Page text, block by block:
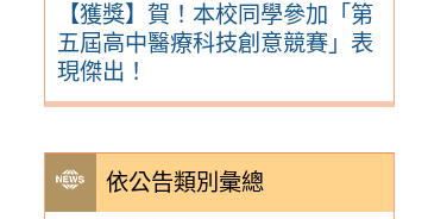
【獲獎】賀！本校同學參加「第
五屆高中醫療科技創意競賽」表
現傑出！
依公告類別彙總